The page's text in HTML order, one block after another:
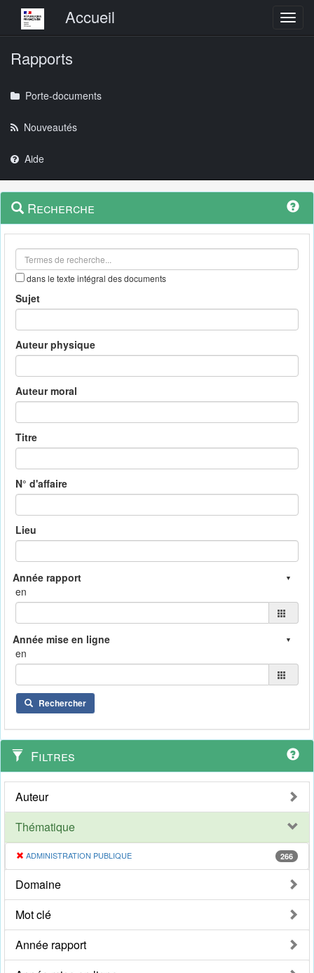
Menu principalAccueil
Rapports
Porte-documents
Nouveautés
Aide
Navigation
outils
Menu
contextuel
Recherche
dans le texte intégral des documents
Sujet
Auteur physique
Auteur moral
Titre
N° d'affaire
Lieu
en
en
Rechercher
Filtres
Auteur
Thématique
ADMINISTRATION PUBLIQUE 266
Domaine
Mot clé
Année rapport